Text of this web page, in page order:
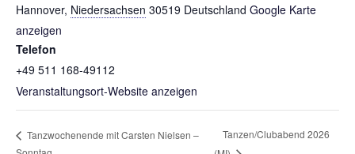
Hannover, Niedersachsen 30519 Deutschland Google Karte
anzeigen
Telefon
+49 511 168-49112
Veranstaltungsort-Website anzeigen
Tanzwochenende mit Carsten Nielsen –
Tanzen/Clubabend 2026